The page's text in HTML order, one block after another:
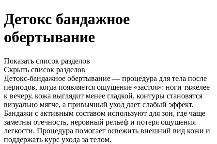
Детокс бандажное
обертывание
Показать список разделов
Скрыть список разделов
Детокс-бандажное обертывание — процедура для тела после
периодов, когда появляется ощущение «застоя»: ноги тяжелее
к вечеру, кожа выглядит менее гладкой, контуры становятся
визуально мягче, а привычный уход дает слабый эффект.
Бандажи с активным составом используют для зон, где чаще
заметны отечность, неровный рельеф и потеря ощущения
легкости. Процедура помогает освежить внешний вид кожи и
поддержать курс ухода за телом.